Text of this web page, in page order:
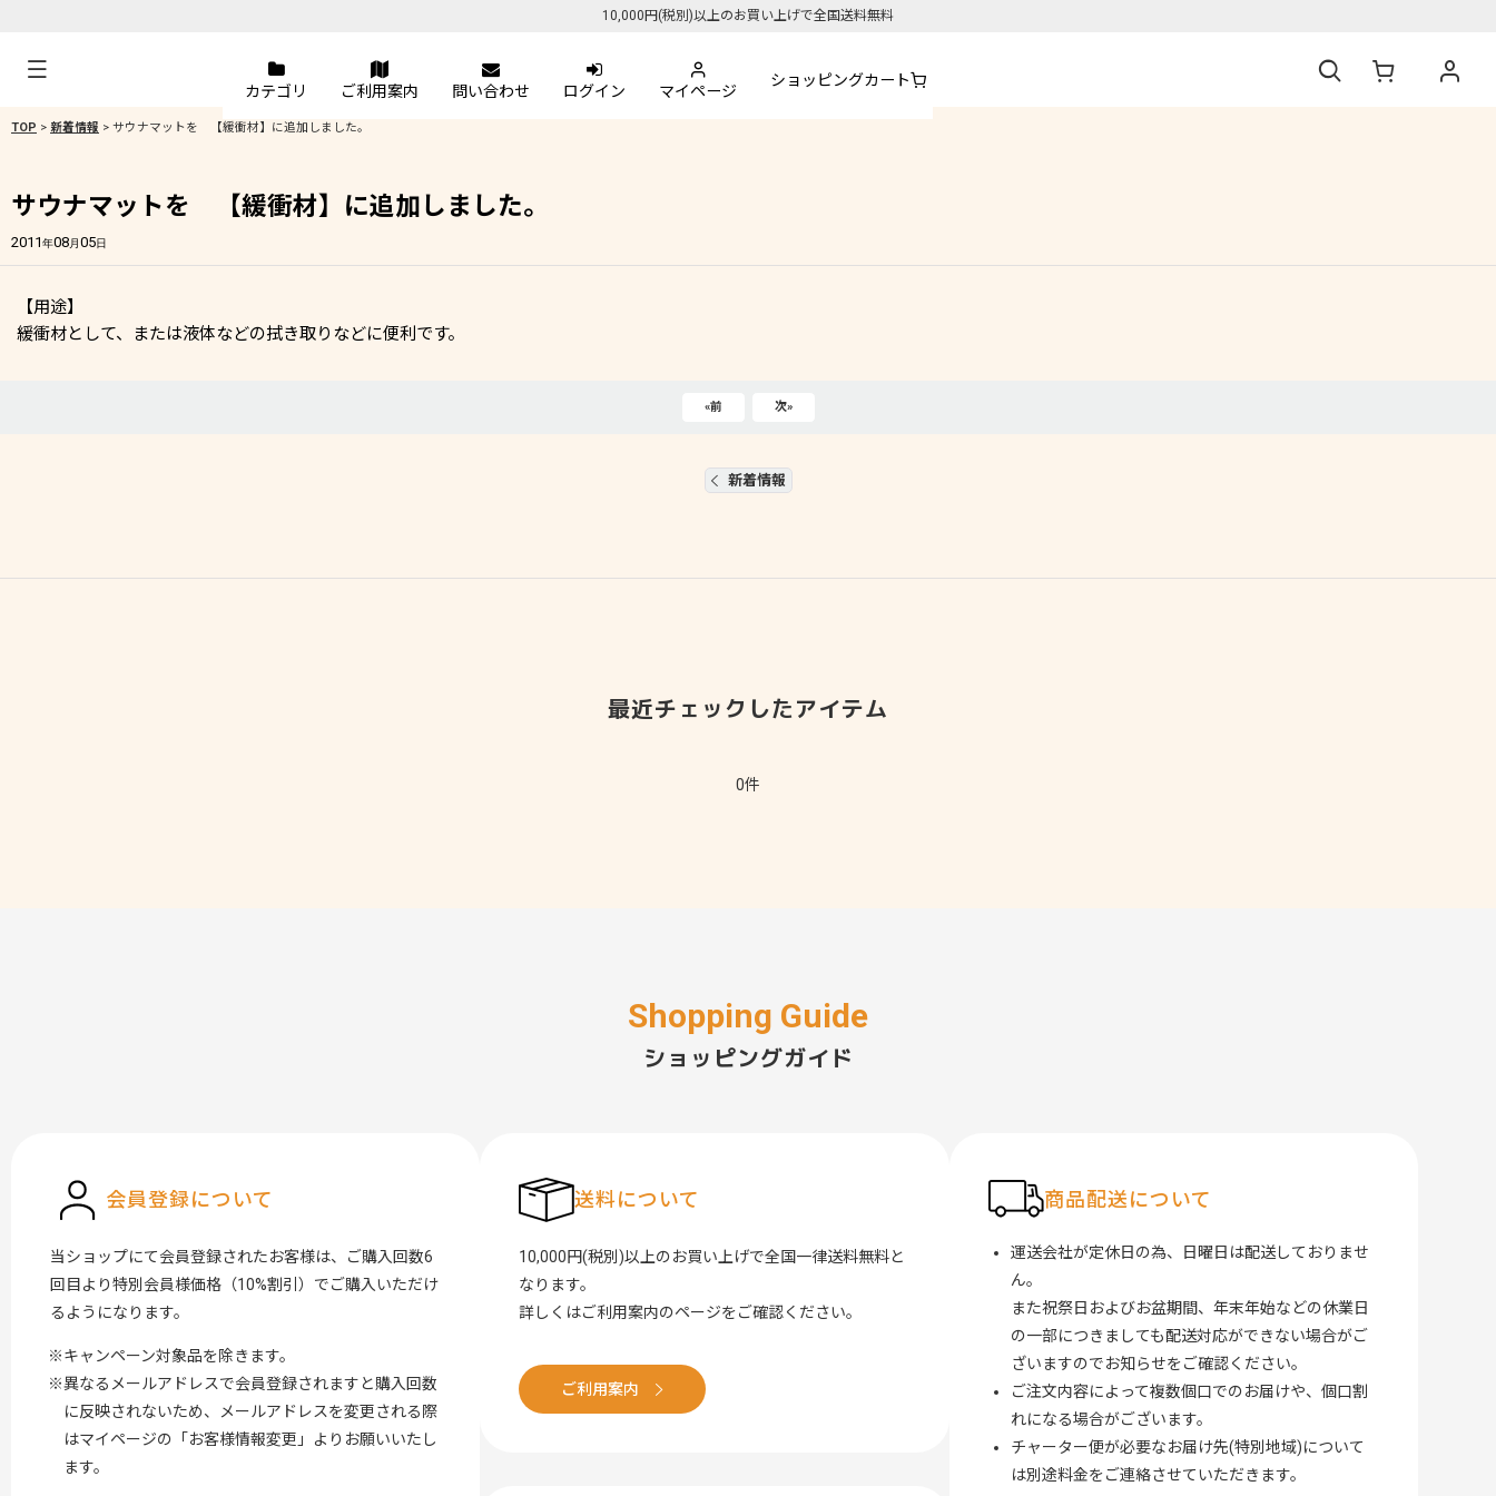
10,000円(税別)以上のお買い上げで全国送料無料
カテゴリ ご利用案内 問い合わせ ログイン マイページ
ショッピングカート
TOP > 新着情報 > サウナマットを 【緩衝材】に追加しました。
サウナマットを 【緩衝材】に追加しました。
2011年08月05日
【用途】
緩衝材として、または液体などの拭き取りなどに便利です。
«前 次»
新着情報
最近チェックしたアイテム
0件
ショッピングガイド
会員登録について
当ショップにて会員登録されたお客様は、ご購入回数6
回目より特別会員様価格（10%割引）でご購入いただけ
るようになります。
キャンペーン対象品を除きます。
異なるメールアドレスで会員登録されますと購入回数
に反映されないため、メールアドレスを変更される際
はマイページの「お客様情報変更」よりお願いいたし
ます。
送料について
10,000円(税別)以上のお買い上げで全国一律送料無料と
なります。
詳しくはご利用案内のページをご確認ください。
ご利用案内
商品配送について
運送会社が定休日の為、日曜日は配送しておりませ
ん。
また祝祭日およびお盆期間、年末年始などの休業日
の一部につきましても配送対応ができない場合がご
ざいますのでお知らせをご確認ください。
ご注文内容によって複数個口でのお届けや、個口割
れになる場合がございます。
チャーター便が必要なお届け先(特別地域)について
は別途料金をご連絡させていただきます。